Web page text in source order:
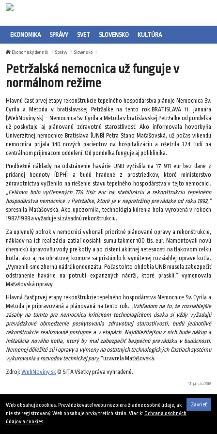
EKONOMIKA SPRÁVY SVET SLOVENSKO KULTÚRA
Ekonomický denník Správy Slovensko
Petržalská nemocnica už funguje v
normálnom režime
Hlavnú časť prvej etapy rekonštrukcie tepelného hospodárstva plánuje Nemocnica Sv.
Cyrila a Metoda v bratislavskej Petržalke na tento rok.BRATISLAVA 11. januára
(WebNoviny.sk) – Nemocnica Sv. Cyrila a Metoda v bratislavskej Petržalke od pondelka
už poskytuje aj plánovanú zdravotnú starostlivosť. Ako informovala hovorkyňa
Univerzitnej nemocnice Bratislava (UNB) Petra Stano Maťašovská, už počas víkendu
nemocnica prijala 140 nových pacientov na hospitalizáciu a ošetrila 324 ľudí na
centrálnom prijímacom oddelení. Od pondelka funguje aj poliklinika.
Predbežné náklady na odstránenie havárie UNB vyčíslila na 17 911 eur bez dane z
pridanej hodnoty (DPH) a budú hradené z prostriedkov, ktoré ministerstvo
zdravotníctva vyčlenilo na riešenie stavu tepelného hospodárstva v tejto nemocnici.
„Celkovo bolo vyčlenených 776 tisíc eur na stabilizáciu a rekonštrukciu tepelného
hospodárstva nemocnice v Petržalke, ktoré je v nepretržitej prevádzke od roku 1992,“
spresnila Maťašovská. Ako upozornila, technológia kúrenia bola vyrobená v rokoch
1987/1988 a vyžaduje si zásadnú rekonštrukciu.
Za uplynulý polrok v nemocnici vykonali prioritné plánované opravy a rekonštrukcie,
náklady na ich realizáciu zatiaľ dosiahli sumu takmer 100 tis. eur. Namontovali novú
chemickú úpravovňu vody pre kotly a po zistení akútnej netesnosti na tlakovom celku
kotla, ako aj na obratovej komore sa pristúpilo k vynútenej rozsiahlej oprave kotla.
„Vymenili sme zbernú nádrž kondenzátu. Počas tohto obdobia UNB musela zabezpečiť
odstránenie havárie na potrubí expanzných nádrží, ktoré praskli,“ vymenovala
Maťašovská opravy.
Hlavná časť prvej etapy rekonštrukcie tepelného hospodárstva Nemocnice Sv. Cyrila a
Metoda je pripravovaná a plánovaná na tento rok. „Vzhľadom na to, že rozsiahlejšie
zásahy na tomto pre nemocnicu kritickom technologickom úseku si vždy vyžadujú
prevádzkové obmedzenie poskytovania zdravotnej starostlivosti, budú jednotlivé
rekonštrukcie realizované postupne a v etapách. Najdôležitejšou z nich bude nákup a
inštalácia nového kotla, ktorý by mal zabezpečiť bezpečnú prevádzku v budúcnosti.
Nemenej dôležité sú i opravy a výmeny na ostatných technologických častiach systému
vykurovania a rozvodov technickej pary,“uzavrela Maťašovská.
Zdroj: WebNoviny.sk © SITA Všetky práva vyhradené.
11. januára 2016
Zavrieť
Web obsahuje cookies. Prevádzkovateľ webu nezbiera žiadne osobné údaje, ak
nie ste registrovaný. Web obsahuje prvky tretích strán. Viac k: Ochrana osobných
údajov a cookies